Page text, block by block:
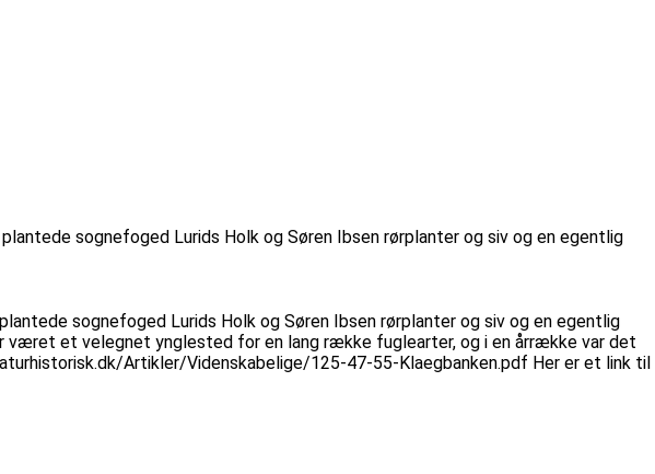
sognefoged Lurids Holk og Søren Ibsen rørplanter og siv og en egentlig
sognefoged Lurids Holk og Søren Ibsen rørplanter og siv og en egentlig
et velegnet ynglested for en lang række fuglearter, og i en årrække var det
Artikler/Videnskabelige/125-47-55-Klaegbanken.pdf Her er et link til